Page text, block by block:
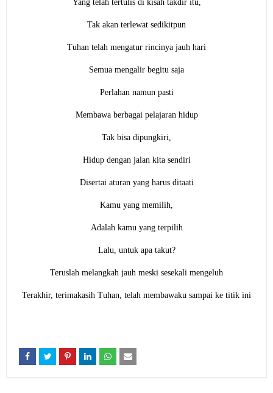
Yang telah tertulis di kisah takdir itu,
Tak akan terlewat sedikitpun
Tuhan telah mengatur rincinya jauh hari
Semua mengalir begitu saja
Perlahan namun pasti
Membawa berbagai pelajaran hidup
Tak bisa dipungkiri,
Hidup dengan jalan kita sendiri
Disertai aturan yang harus ditaati
Kamu yang memilih,
Adalah kamu yang terpilih
Lalu, untuk apa takut?
Teruslah melangkah jauh meski sesekali mengeluh
Terakhir, terimakasih Tuhan, telah membawaku sampai ke titik ini